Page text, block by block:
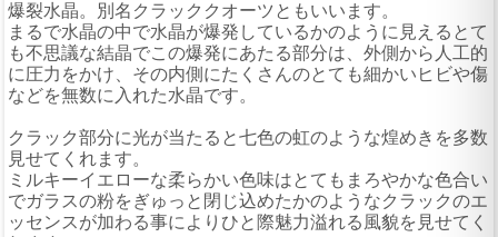
爆裂水晶。別名クラッククオーツともいいます。
まるで水晶の中で水晶が爆発しているかのように見えるとて
も不思議な結晶でこの爆発にあたる部分は、外側から人工的
に圧力をかけ、その内側にたくさんのとても細かいヒビや傷
などを無数に入れた水晶です。
クラック部分に光が当たると七色の虹のような煌めきを多数
見せてくれます。
ミルキーイエローな柔らかい色味はとてもまろやかな色合い
でガラスの粉をぎゅっと閉じ込めたかのようなクラックのエ
ッセンスが加わる事によりひと際魅力溢れる風貌を見せてく